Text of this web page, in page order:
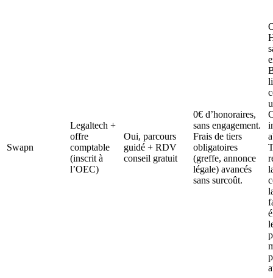
Swapn
Legaltech +
offre
comptable
(inscrit à
l’OEC)
Oui, parcours
guidé + RDV
conseil gratuit
0€ d’honoraires,
sans engagement.
Frais de tiers
obligatoires
(greffe, annonce
légale) avancés
sans surcoût.